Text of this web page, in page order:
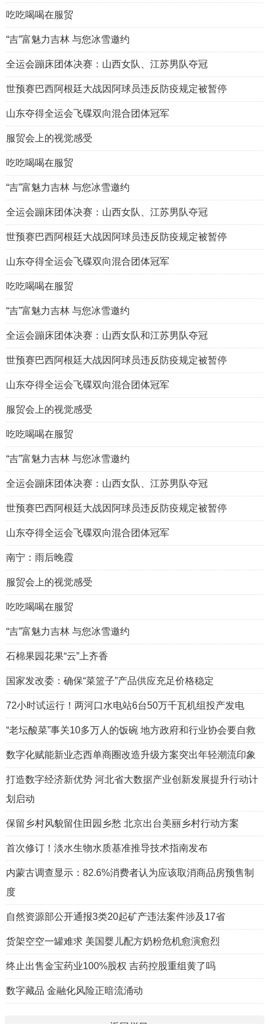
吃吃喝喝在服贸
“吉”富魅力吉林 与您冰雪邀约
全运会蹦床团体决赛：山西女队、江苏男队夺冠
世预赛巴西阿根廷大战因阿球员违反防疫规定被暂停
山东夺得全运会飞碟双向混合团体冠军
服贸会上的视觉感受
吃吃喝喝在服贸
“吉”富魅力吉林 与您冰雪邀约
全运会蹦床团体决赛：山西女队、江苏男队夺冠
世预赛巴西阿根廷大战因阿球员违反防疫规定被暂停
山东夺得全运会飞碟双向混合团体冠军
吃吃喝喝在服贸
“吉”富魅力吉林 与您冰雪邀约
全运会蹦床团体决赛：山西女队和江苏男队夺冠
世预赛巴西阿根廷大战因阿球员违反防疫规定被暂停
山东夺得全运会飞碟双向混合团体冠军
服贸会上的视觉感受
吃吃喝喝在服贸
“吉”富魅力吉林 与您冰雪邀约
全运会蹦床团体决赛：山西女队、江苏男队夺冠
世预赛巴西阿根廷大战因阿球员违反防疫规定被暂停
山东夺得全运会飞碟双向混合团体冠军
南宁：雨后晚霞
服贸会上的视觉感受
吃吃喝喝在服贸
“吉”富魅力吉林 与您冰雪邀约
石棉果园花果“云”上齐香
国家发改委：确保“菜篮子”产品供应充足价格稳定
72小时试运行！两河口水电站6台50万千瓦机组投产发电
“老坛酸菜”事关10多万人的饭碗 地方政府和行业协会要自救
数字化赋能新业态西单商圈改造升级方案突出年轻潮流印象
打造数字经济新优势 河北省大数据产业创新发展提升行动计
划启动
保留乡村风貌留住田园乡愁 北京出台美丽乡村行动方案
首次修订！淡水生物水质基准推导技术指南发布
内蒙古调查显示：82.6%消费者认为应该取消商品房预售制
度
自然资源部公开通报3类20起矿产违法案件涉及17省
货架空空一罐难求 美国婴儿配方奶粉危机愈演愈烈
终止出售金宝药业100%股权 吉药控股重组黄了吗
数字藏品 金融化风险正暗流涌动